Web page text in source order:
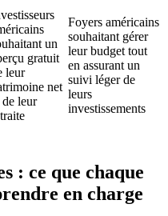
un
gratuit
leur
net
de leur
Foyers américains
souhaitant gérer
leur budget tout
en assurant un
suivi léger de
leurs
investissements
: ce que chaque
en charge